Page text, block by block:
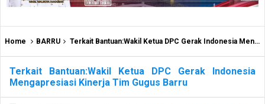
Home BARRU Terkait Bantuan:Wakil Ketua DPC Gerak Indonesia Mengapresiasi Kinerja Tim Gugus Barru
Terkait Bantuan:Wakil Ketua DPC Gerak Indonesia
Mengapresiasi Kinerja Tim Gugus Barru